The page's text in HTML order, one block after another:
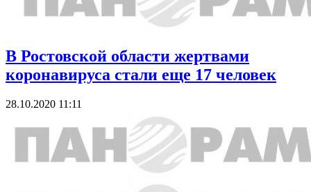
В Ростовской области жертвами
коронавируса стали еще 17 человек
28.10.2020 11:11